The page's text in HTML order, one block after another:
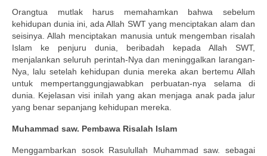
Orangtua mutlak harus memahamkan bahwa sebelum
kehidupan dunia ini, ada Allah SWT yang menciptakan alam dan
seisinya. Allah menciptakan manusia untuk mengemban risalah
Islam ke penjuru dunia, beribadah kepada Allah SWT,
menjalankan seluruh perintah-Nya dan meninggalkan larangan-
Nya, lalu setelah kehidupan dunia mereka akan bertemu Allah
untuk mempertanggungjawabkan perbuatan-nya selama di
dunia. Kejelasan visi inilah yang akan menjaga anak pada jalur
yang benar sepanjang kehidupan mereka.
Muhammad saw. Pembawa Risalah Islam
Menggambarkan sosok Rasulullah Muhammad saw. sebagai